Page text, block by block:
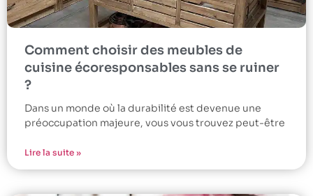
Comment choisir des meubles de
cuisine écoresponsables sans se ruiner
?
Dans un monde où la durabilité est devenue une
préoccupation majeure, vous vous trouvez peut-être
Lire la suite »